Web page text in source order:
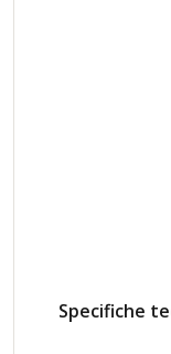
Specifiche